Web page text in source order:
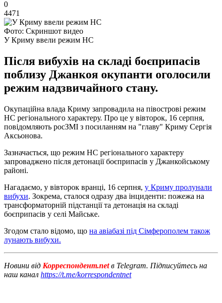
0
4471
Фото: Скриншот видео
У Криму ввели режим НС
Після вибухів на складі боєприпасів
поблизу Джанкоя окупанти оголосили
режим надзвичайного стану.
Окупаційна влада Криму запровадила на півострові режим
НС регіонального характеру. Про це у вівторок, 16 серпня,
повідомляють росЗМІ з посиланням на "главу" Криму Сергія
Аксьонова.
Зазначається, що режим НС регіонального характеру
запроваджено після детонації боєприпасів у Джанкойському
районі.
Нагадаємо, у вівторок вранці, 16 серпня, у Криму пролунали
вибухи. Зокрема, сталося одразу два інциденти: пожежа на
трансформаторній підстанції та детонація на складі
боєприпасів у селі Майське.
Згодом стало відомо, що на авіабазі під Сімферополем також
лунають вибухи.
Новини від Корреспондент.netв Telegram. Підписуйтесь на
наш канал https://t.me/korrespondentnet